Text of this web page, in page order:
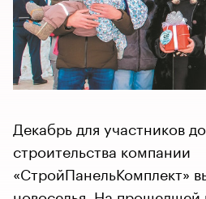
Декабрь для участников
строительства компании
«СтройПанельКомплект»